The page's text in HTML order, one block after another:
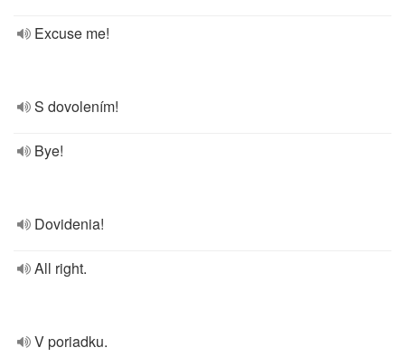
Excuse me!
S dovolením!
Bye!
Dovidenia!
All right.
V poriadku.